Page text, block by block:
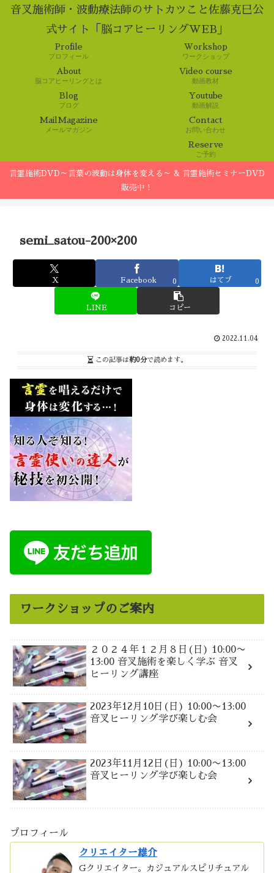
音叉施術師・波動療法師のサトカツこと佐藤克巳公
式サイト「脳コアヒーリングWEB」
Profile
プロフィール
Workshop
ワークショップ
About
脳コアヒーリングとは
Video course
動画教材
Blog
ブログ
Youtube
動画解説
MailMagazine
メールマガジン
Contact
お問い合わせ
Reserve
ご予約
言霊施術DVD～言葉の波動は身体を変える～ & 言霊施術セミナーDVD
販売中！
semi_satou-200×200
X Facebook 0 はてブ 0
LINE コピー
2022.11.04
この記事は約0分で読めます。
ワークショップのご案内
２０２４年１２月８日(日) 10:00〜
13:00 音叉施術を楽しく学ぶ 音叉
ヒーリング講座
2023年12月10日(日) 10:00〜13:00
音叉ヒーリング学び楽しむ会
2023年11月12日(日) 10:00〜13:00
音叉ヒーリング学び楽しむ会
プロフィール
クリエイター雄介
Gクリエイター。カジュアルスピリチュアル